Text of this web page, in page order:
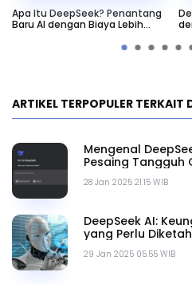
Apa Itu DeepSeek? Penantang
Baru AI dengan Biaya Lebih
ARTIKEL TERPOPULER TERKAIT
28 Jan 2025 21.15 WIB
Mengenal
Pesaing Tangguh
29 Jan 2025 05.55 WIB
DeepSeek AI:
yang Perlu